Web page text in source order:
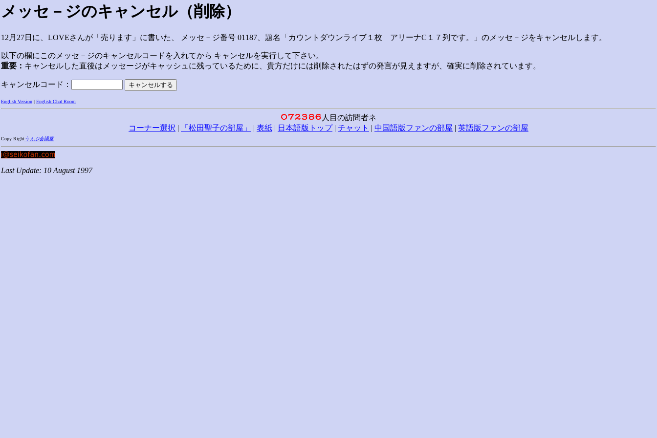
メッセ－ジのキャンセル（削除）
12月27日に、LOVEさんが「売ります」に書いた、 メッセ－ジ番号 01187、題名「カウントダウンライブ１枚 アリーナC１７列です。」のメッセ－ジをキャンセルします。
以下の欄にこのメッセ－ジのキャンセルコードを入れてから キャンセルを実行して下さい。
重要： キャンセルした直後はメッセージがキャッシュに残っているために、貴方だけには削除されたはずの発言が見えますが、確実に削除されています。
キャンセルコード：
English Version English Chat Room
人目の訪問者ネ
コーナー選択 | 「松田聖子の部屋」 | 表紙 | 日本語版トップ| チャット | 中国語版ファンの部屋 | 英語版ファンの部屋
Copy Right うぇぶ会議室
Last Update: 10 August 1997